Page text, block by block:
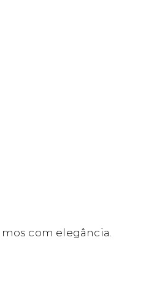
com elegância.